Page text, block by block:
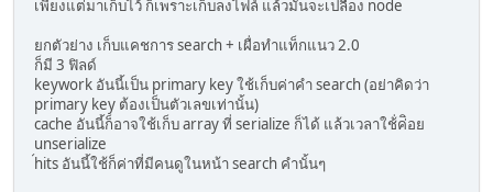
เพียงแต่มาเก็บไว้ ก็เพราะเก็บลงไฟล์ แล้วมันจะเปลือง node
ยกตัวย่าง เก็บแคชการ search + เผื่อทำแท็กแนว 2.0
ก็มี 3 ฟิลด์
keywork อันนี้เป็น primary key ใช้เก็บค่าคำ search (อย่าคิดว่า
primary key ต้องเป็นตัวเลขเท่านั้น)
cache อันนี้ก็อาจใช้เก็บ array ที่ serialize ก็ได้ แล้วเวลาใช้่ค่ิอย
unserialize
้hits อันนี้ใช้ก็ค่าที่มีคนดูในหน้า search คำนั้นๆ